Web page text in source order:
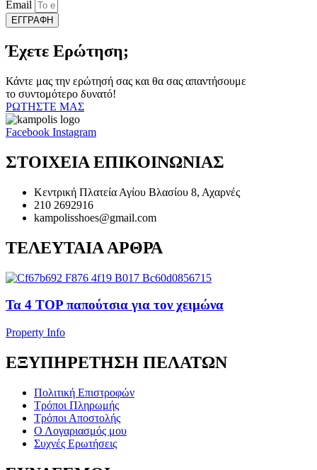
Email
ΕΓΓΡΑΦΗ
Έχετε Ερώτηση;
Κάντε μας την ερώτησή σας και θα σας απαντήσουμε
το συντομότερο δυνατό!
ΡΩΤΗΣΤΕ ΜΑΣ
Facebook Instagram
ΣΤΟΙΧΕΙΑ ΕΠΙΚΟΙΝΩΝΙΑΣ
Κεντρική Πλατεία Αγίου Βλασίου 8, Αχαρνές
210 2692916
kampolisshoes@gmail.com
ΤΕΛΕΥΤΑΙΑ ΑΡΘΡΑ
Τα 4 TOP παπούτσια για τον χειμώνα
Property Info
ΕΞΥΠΗΡΕΤΗΣΗ ΠΕΛΑΤΩΝ
Πολιτική Επιστροφών
Τρόποι Πληρωμής
Τρόποι Αποστολής
Ο Λογαριασμός μου
Συχνές Ερωτήσεις